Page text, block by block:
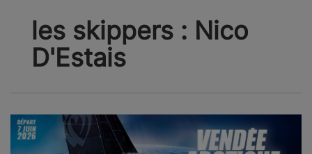
les skippers : Nico
D'Estais